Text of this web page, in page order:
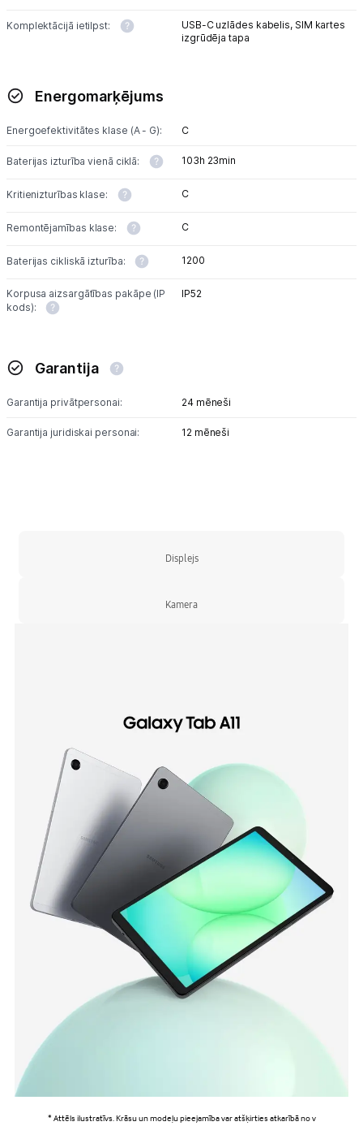
Komplektācijā ietilpst: USB-C uzlādes kabelis, SIM kartes
izgrūdēja tapa
Energomarķējums
Energoefektivitātes klase (A - G): C
Baterijas izturība vienā ciklā: 103h 23min
Kritienizturības klase: C
Remontējamības klase: C
Baterijas cikliskā izturība: 1200
Korpusa aizsargātības pakāpe (IP
kods):
IP52
Garantija
Garantija privātpersonai: 24 mēneši
Garantija juridiskai personai: 12 mēneši
Displejs
Kamera
* Attēls ilustratīvs. Krāsu un modeļu pieejamība var atšķirties atkarībā no v